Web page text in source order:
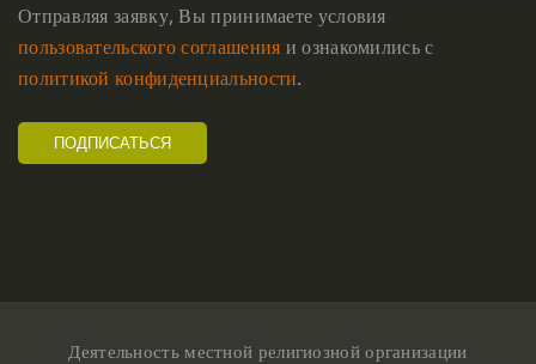
Отправляя заявку, Вы принимаете условия
пользовательского соглашения и ознакомились с
политикой конфиденциальности.
Деятельность местной религиозной организации